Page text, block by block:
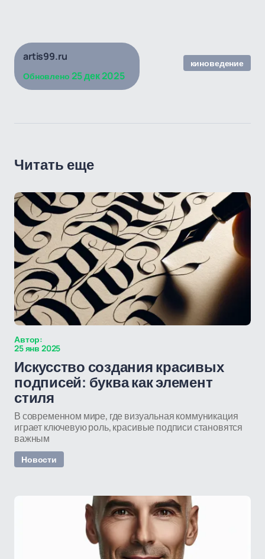
artis99.ru
Обновлено 25 дек 2025
киноведение
Читать еще
Автор:
25 янв 2025
Искусство создания красивых
подписей: буква как элемент
стиля
В современном мире, где визуальная коммуникация
играет ключевую роль, красивые подписи становятся
важным
Новости